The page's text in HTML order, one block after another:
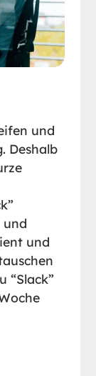
und
Deshalb
und
und
“Slack”